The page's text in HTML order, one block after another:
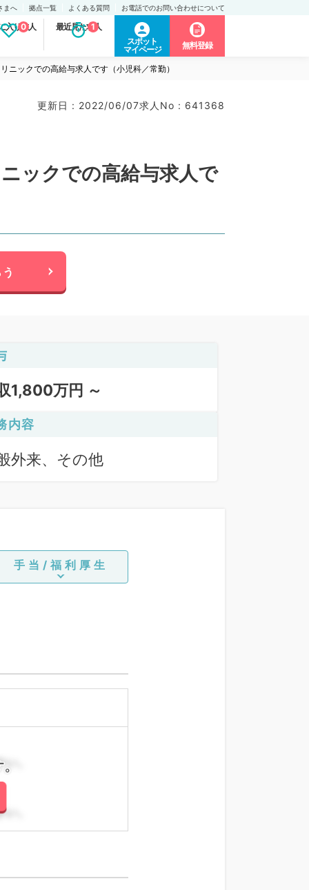
まへ 拠点一覧 よくある質問 お電話でのお問い合わせについて
入り求人
0 最近見た求人
1
スポット
マイページ
無料登録
ニックでの高給与求人です（小児科／常勤）
更新日 : 2022/06/07求人No : 641368
ックでの高給与求人で
1,800万円 ～
内容
外来、その他
手当/福利厚生
。
。